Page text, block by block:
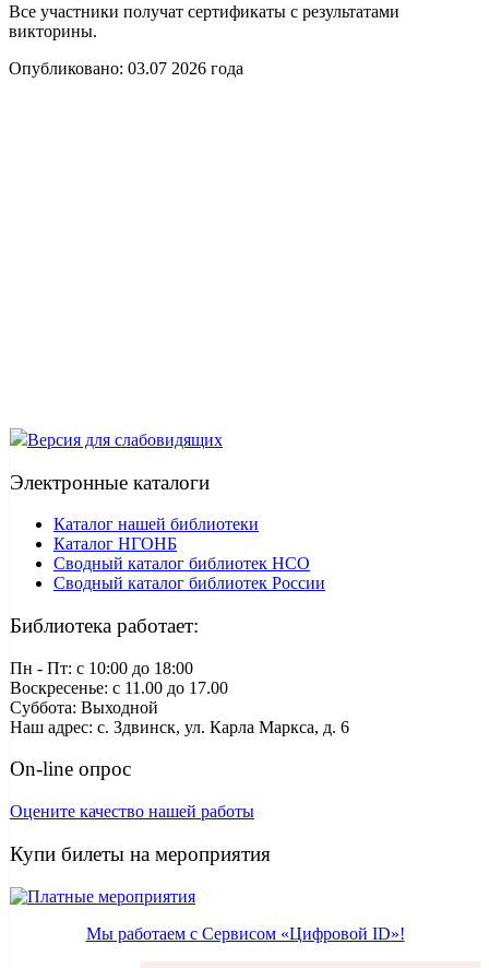
Все участники получат сертификаты с результатами
викторины.
Опубликовано: 03.07 2026 года
Версия для слабовидящих
Электронные каталоги
Каталог нашей библиотеки
Каталог НГОНБ
Сводный каталог библиотек НСО
Сводный каталог библиотек России
Библиотека работает:
Пн - Пт: c 10:00 до 18:00
Воскресенье: с 11.00 до 17.00
Суббота: Выходной
Наш адрес: с. Здвинск, ул. Карла Маркса, д. 6
On-line опрос
Оцените качество нашей работы
Купи билеты на мероприятия
Мы работаем с Сервисом «Цифровой ID»!